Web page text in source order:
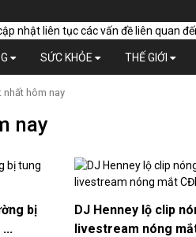
SỨC KHỎE THẾ GIỚI
nhất hôm nay
nay
bị
DJ Henney lộ clip
livestream nóng